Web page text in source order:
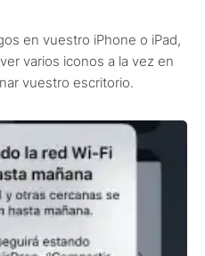
en vuestro iPhone o iPad,
varios iconos a la vez en
vuestro escritorio.